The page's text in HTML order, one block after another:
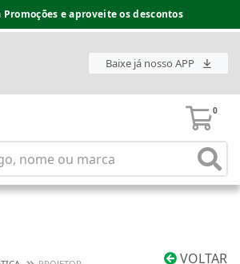
Promoções e aproveite os descontos
Baixe já nosso APP
0
VOLTAR